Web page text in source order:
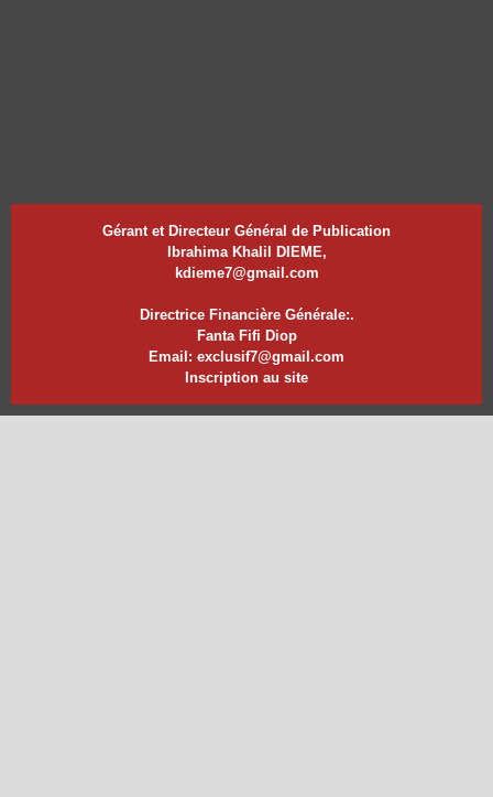
Gérant et Directeur Général de Publication
Ibrahima Khalil DIEME,
kdieme7@gmail.com
Directrice Financière Générale:.
Fanta Fifi Diop
Email: exclusif7@gmail.com
Inscription au site